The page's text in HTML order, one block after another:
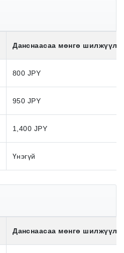
Данснаасаа мөнгө
800 JPY
950 JPY
1,400 JPY
Үнэгүй
Данснаасаа мөнгө